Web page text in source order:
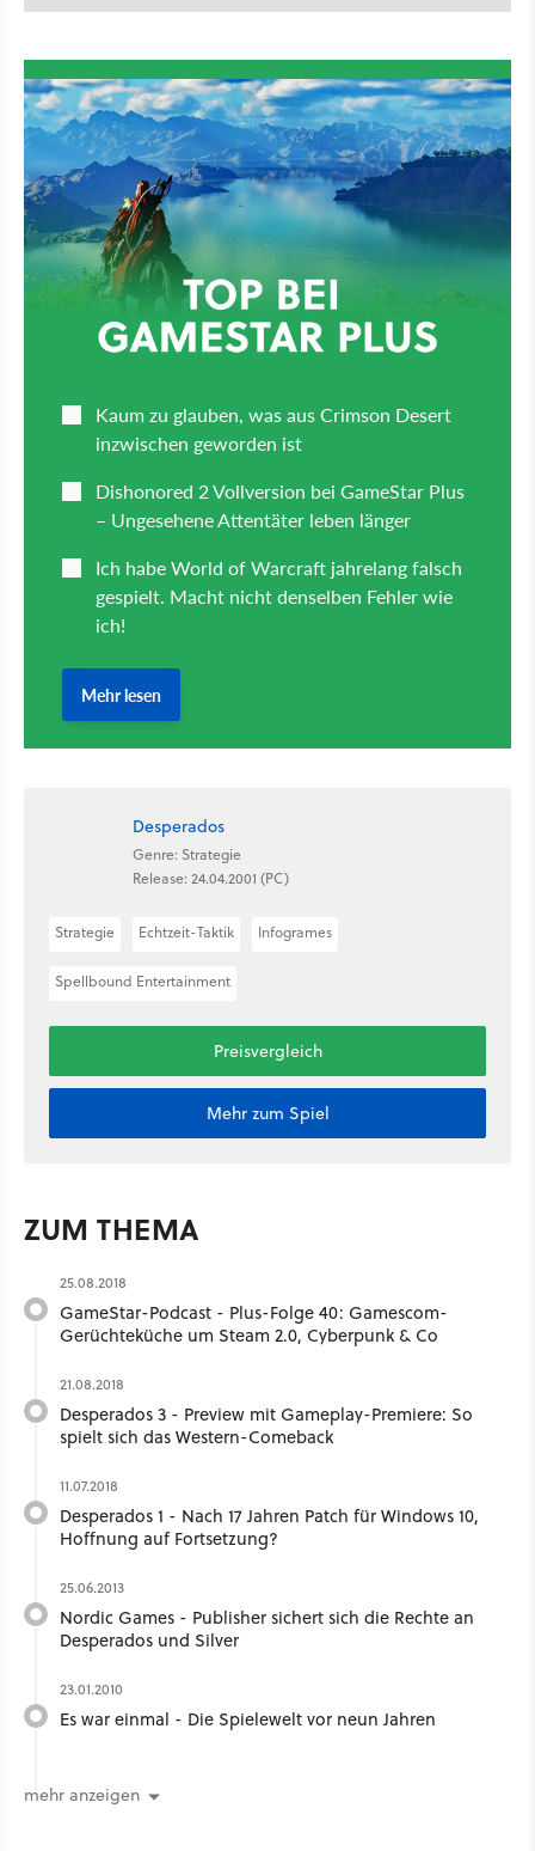
Desperados
Genre: Strategie
Release: 24.04.2001 (PC)
Strategie Echtzeit-Taktik Infogrames
Spellbound Entertainment
Preisvergleich
Mehr zum Spiel
ZUM THEMA
25.08.2018
GameStar-Podcast - Plus-Folge 40: Gamescom-
Gerüchteküche um Steam 2.0, Cyberpunk & Co
21.08.2018
Desperados 3 - Preview mit Gameplay-Premiere: So
spielt sich das Western-Comeback
11.07.2018
Desperados 1 - Nach 17 Jahren Patch für Windows 10,
Hoffnung auf Fortsetzung?
25.06.2013
Nordic Games - Publisher sichert sich die Rechte an
Desperados und Silver
23.01.2010
Es war einmal - Die Spielewelt vor neun Jahren
mehr anzeigen